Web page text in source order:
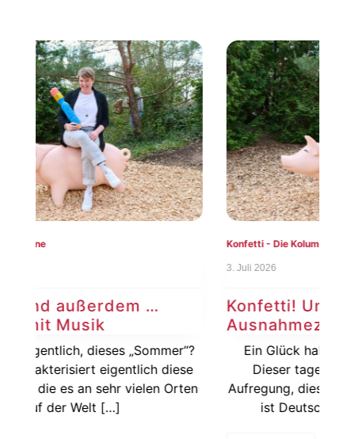
Konfetti! Und außerdem …
Ausnahmezustand
Ein Glück haben wir das überstanden!
Dieser tagelange Stress, die ganze
Aufregung, diese Unsicherheit … Aber jetzt
ist Deutschland aus der WM […]